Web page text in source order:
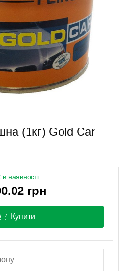
(1кг) Gold Car
в наявності
грн
Купити